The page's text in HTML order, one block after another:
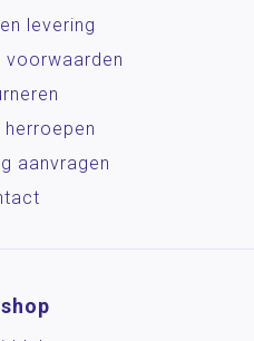
levering
voorwaarden
aanvragen